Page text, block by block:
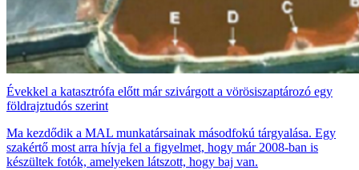
Évekkel a katasztrófa előtt már szivárgott a vörösiszaptározó egy
földrajztudós szerint
Ma kezdődik a MAL munkatársainak másodfokú tárgyalása. Egy
szakértő most arra hívja fel a figyelmet, hogy már 2008-ban is
készültek fotók, amelyeken látszott, hogy baj van.